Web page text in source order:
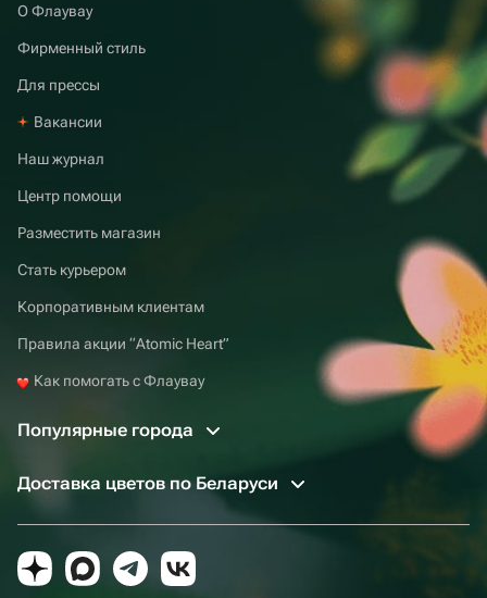
О Флаувау
Фирменный стиль
Для прессы
Вакансии
Наш журнал
Центр помощи
Разместить магазин
Стать курьером
Корпоративным клиентам
Правила акции “Atomic Heart”
Как помогать с Флаувау
Популярные города
Доставка цветов по Беларуси